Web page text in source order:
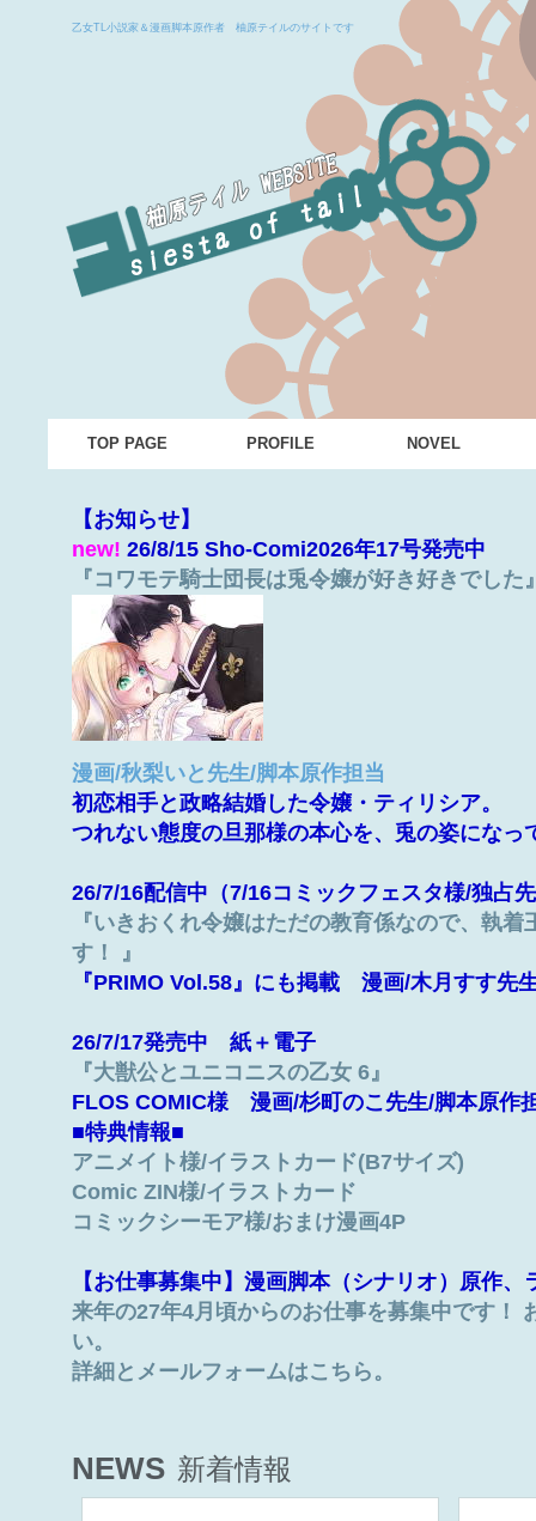
乙女TL小説家＆漫画脚本原作者 柚原テイルのサイトです
【お知らせ】
new! 26/8/15 Sho-Comi2026年17号発売中
『コワモテ騎士団長は兎令嬢が好き好きでした
漫画/秋梨いと先生/脚本原作担当
初恋相手と政略結婚した令嬢・ティリシア。
つれない態度の旦那様の本心を、兎の姿にな
26/7/16配信中（7/16コミックフェスタ様/独
『いきおくれ令嬢はただの教育係なので、執
す！ 』
『PRIMO Vol.58』にも掲載 漫画/木月すす先
26/7/17発売中 紙＋電子
『大獣公とユニコニスの乙女 6』
FLOS COMIC様 漫画/杉町のこ先生/脚本原作
■特典情報■
アニメイト様/イラストカード(B7サイズ)
Comic ZIN様/イラストカード
コミックシーモア様/おまけ漫画4P
【お仕事募集中】漫画脚本（シナリオ）原作
来年の27年4月頃からのお仕事を募集中です！
い。
詳細とメールフォームはこちら。
NEWS 新着情報
TOP PAGE PROFILE NOVEL